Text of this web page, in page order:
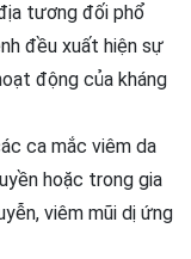
tương đối phổ
đều xuất hiện sự
động của kháng
ca mắc viêm da
hoặc trong gia
viêm mũi dị ứng